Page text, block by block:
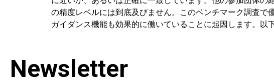
の精度レベルには到底及びません。このベンチマーク調査で
ガイダンス機能も効果的に働いていることに起因します。以
Newsletter